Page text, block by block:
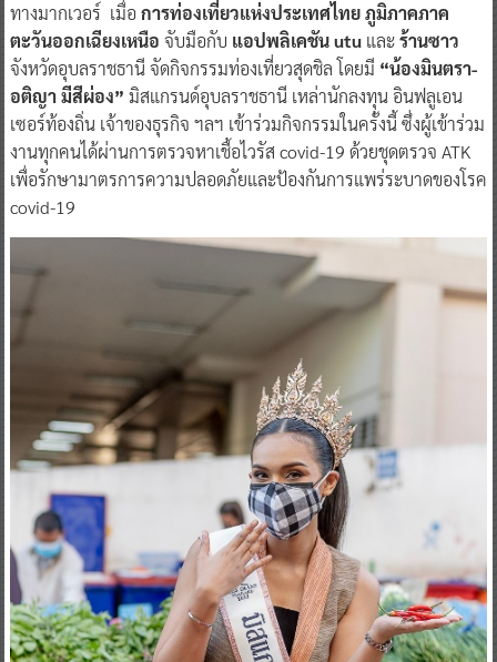
ทางมากเวอร์ เมื่อ การท่องเที่ยวแห่งประเทศไทย ภูมิภาคภาค
ตะวันออกเฉียงเหนือ จับมือกับ แอปพลิเคชัน utu และร้านซาว
จังหวัดอุบลราชธานี จัดกิจกรรมท่องเที่ยวสุดชิล โดยมี “น้องมินตรา-
อติญา มีสีผ่อง” มิสแกรนด์อุบลราชธานี เหล่านักลงทุน อินฟลูเอน
เซอร์ท้องถิ่น เจ้าของธุรกิจ ฯลฯ เข้าร่วมกิจกรรมในครั้งนี้ ซึ่งผู้เข้าร่วม
งานทุกคนได้ผ่านการตรวจหาเชื้อไวรัส covid-19 ด้วยชุดตรวจ ATK
เพื่อรักษามาตรการความปลอดภัยและป้องกันการแพร่ระบาดของโรค
covid-19